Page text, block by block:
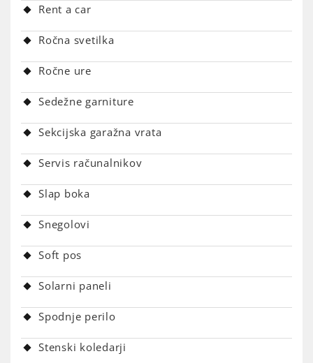
Rent a car
Ročna svetilka
Ročne ure
Sedežne garniture
Sekcijska garažna vrata
Servis računalnikov
Slap boka
Snegolovi
Soft pos
Solarni paneli
Spodnje perilo
Stenski koledarji